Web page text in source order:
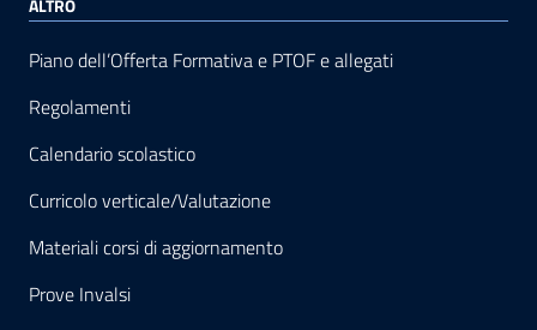
ALTRO
Piano dell’Offerta Formativa e PTOF e allegati
Regolamenti
Calendario scolastico
Curricolo verticale/Valutazione
Materiali corsi di aggiornamento
Prove Invalsi